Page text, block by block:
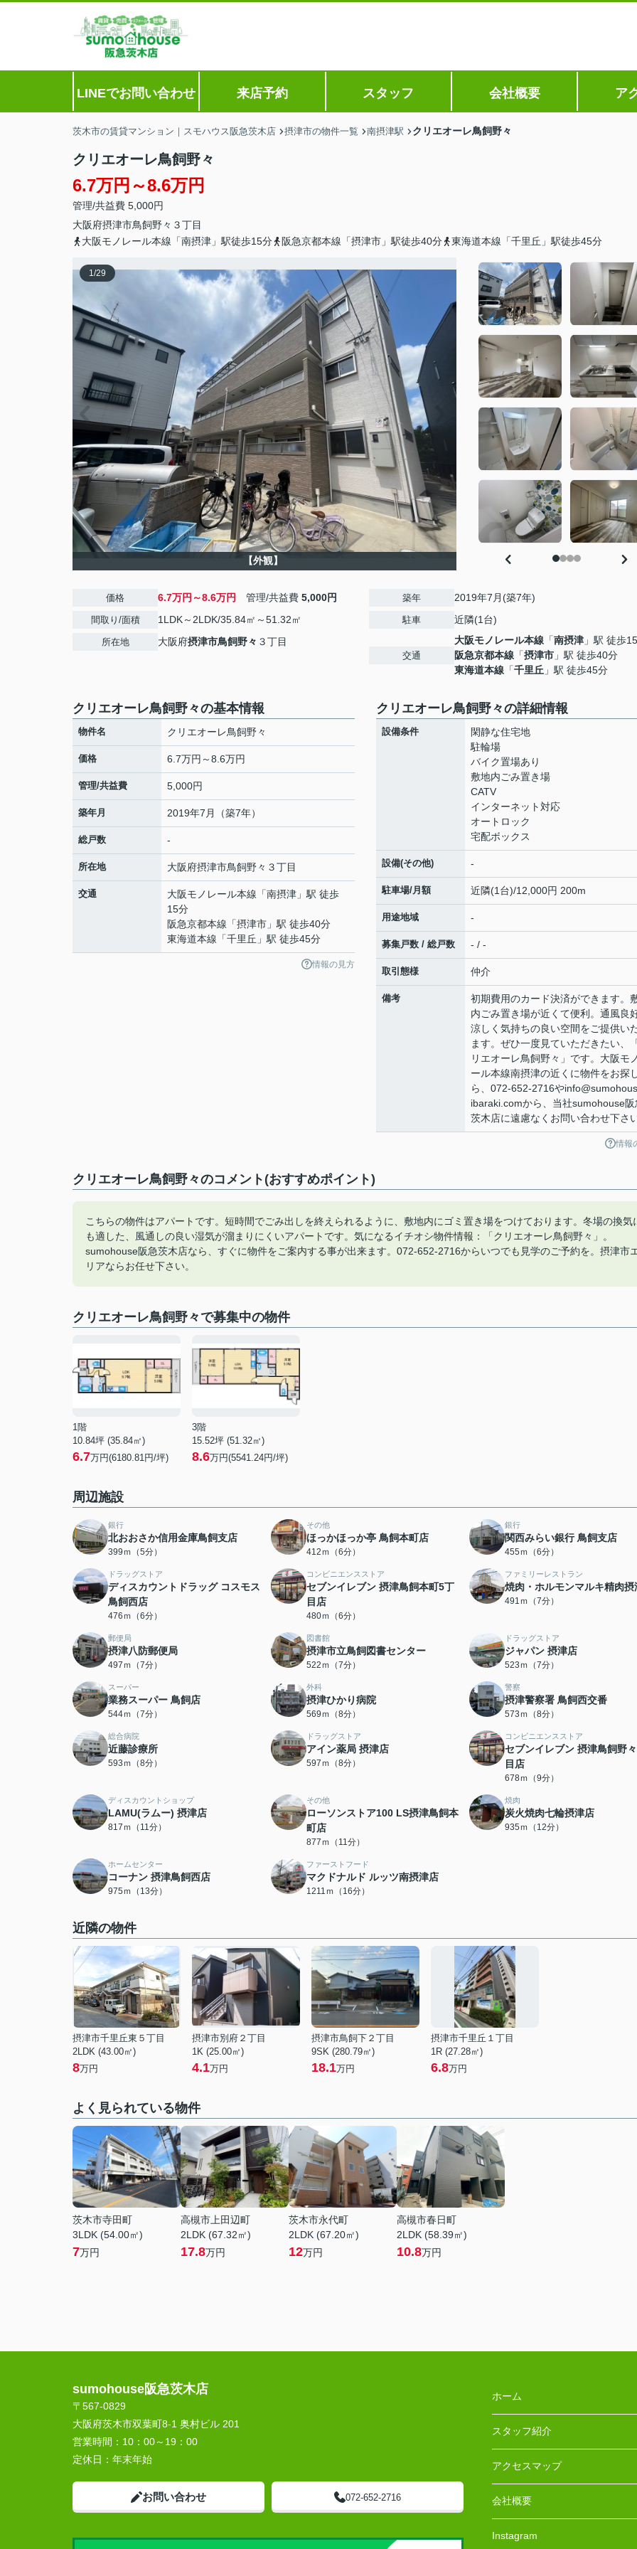
LINEでお問い合わせ 来店予約 スタッフ 会社概要 ア
茨木市の賃貸マンション｜スモハウス阪急茨木店 摂津市の物件一覧 南摂津駅 クリエオーレ鳥飼野々
クリエオーレ鳥飼野々
6.7万円～8.6万円
管理/共益費 5,000円
大阪府摂津市鳥飼野々 ３丁目
大阪モノレール本線「南摂津」駅徒歩15分
阪急京都本線「摂津市」駅徒歩40分 東海道本線「千里丘」駅徒歩45分
1/29
【外観】
価格 6.7万円～8.6万円 管理/共益費 5,000円
間取り/面積 1LDK～2LDK/35.84㎡～51.32㎡
所在地 大阪府摂津市鳥飼野々 ３丁目
築年 2019年7月(築7年)
駐車 近隣(1台)
交通
大阪モノレール本線 「南摂津 」駅 徒歩
阪急京都本線 「摂津市 」駅 徒歩40分
東海道本線 「千里丘 」駅 徒歩45分
クリエオーレ鳥飼野々の基本情報
物件名 クリエオーレ鳥飼野々
価格 6.7万円～8.6万円
管理/共益費 5,000円
築年月 2019年7月（築7年）
総戸数 -
所在地 大阪府摂津市鳥飼野々 ３丁目
交通 大阪モノレール本線 「南摂津 」駅 徒歩
15分
阪急京都本線 「摂津市 」駅 徒歩40分
東海道本線 「千里丘 」駅 徒歩45分
情報の見方
クリエオーレ鳥飼野々の詳細情報
設備条件
閑静な住宅地
駐輪場
バイク置場あり
敷地内ごみ置き場
CATV
インターネット対応
オートロック
宅配ボックス
設備(その他) -
駐車場/月額 近隣(1台)/12,000円 200m
用途地域 -
募集戸数 / 総戸数 - / -
取引態様 仲介
備考
初期費用のカード決済ができます。
内ごみ置き場が近くて便利。通風良
涼しく気持ちの良い空間をご提供い
ます。ぜひ一度見ていただきたい、
リエオーレ鳥飼野々」です。大阪モ
ール本線南摂津の近くに物件をお探
ら、072-652-2716や
ibaraki.comから、当社sumohouse阪
茨木店に遠慮なくお問い合わせ下さ
情報
クリエオーレ鳥飼野々のコメント(おすすめポイント)
こちらの物件はアパートです。短時間でごみ出しを終えられるように、敷地内にゴミ置き場をつけております。冬場の換気
も適した、風通しの良い湿気が溜まりにくいアパートです。気になるイチオシ物件情報：「クリエオーレ鳥飼野々」。
sumohouse阪急茨木店なら、すぐに物件をご案内する事が出来ます。072-652-2716からいつでも見学のご予約を。摂津市
リアならお任せ下さい。
クリエオーレ鳥飼野々で募集中の物件
1階
10.84坪 (35.84㎡)
6.7万円(6180.81円/坪)
3階
15.52坪 (51.32㎡)
8.6万円(5541.24円/坪)
周辺施設
銀行
北おおさか信用金庫鳥飼支店
399ｍ（5分）
その他
ほっかほっか亭 鳥飼本町店
412ｍ（6分）
銀行
関西みらい銀行 鳥飼支店
455ｍ（6分）
ドラッグストア
ディスカウントドラッグ コスモス
鳥飼西店
476ｍ（6分）
コンビニエンスストア
セブンイレブン 摂津鳥飼本町5丁
目店
480ｍ（6分）
ファミリーレストラン
焼肉・ホルモンマルキ精肉摂
491ｍ（7分）
郵便局
摂津八防郵便局
497ｍ（7分）
図書館
摂津市立鳥飼図書センター
522ｍ（7分）
ドラッグストア
ジャパン 摂津店
523ｍ（7分）
スーパー
業務スーパー 鳥飼店
544ｍ（7分）
外科
摂津ひかり病院
569ｍ（8分）
警察
摂津警察署 鳥飼西交番
573ｍ（8分）
総合病院
近藤診療所
593ｍ（8分）
ドラッグストア
アイン薬局 摂津店
597ｍ（8分）
コンビニエンスストア
セブンイレブン 摂津鳥飼野
目店
678ｍ（9分）
ディスカウントショップ
LAMU(ラムー) 摂津店
817ｍ（11分）
その他
ローソンストア100 LS摂津鳥飼本
町店
877ｍ（11分）
焼肉
炭火焼肉七輪摂津店
935ｍ（12分）
ホームセンター
コーナン 摂津鳥飼西店
975ｍ（13分）
ファーストフード
マクドナルド ルッツ南摂津店
1211ｍ（16分）
近隣の物件
摂津市千里丘東５丁目
2LDK (43.00㎡)
8万円
摂津市別府２丁目
1K (25.00㎡)
4.1万円
摂津市鳥飼下２丁目
9SK (280.79㎡)
18.1万円
摂津市千里丘１丁目
1R (27.28㎡)
6.8万円
よく見られている物件
茨木市寺田町
3LDK (54.00㎡)
7万円
高槻市上田辺町
2LDK (67.32㎡)
17.8万円
茨木市永代町
2LDK (67.20㎡)
12万円
高槻市春日町
2LDK (58.39㎡)
10.8万円
sumohouse阪急茨木店
〒567-0829
大阪府茨木市双葉町8-1 奥村ビル 201
営業時間： 10：00～19：00
定休日： 年末年始
お問い合わせ 072-652-2716
ホーム
スタッフ紹介
アクセスマップ
会社概要
Instagram